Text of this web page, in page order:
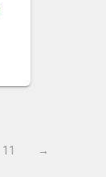
11 →